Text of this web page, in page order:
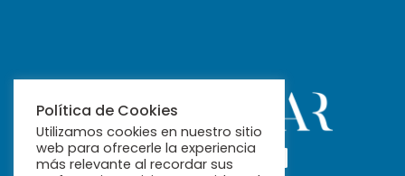
Política de Cookies
Utilizamos cookies en nuestro sitio
web para ofrecerle la experiencia
más relevante al recordar sus